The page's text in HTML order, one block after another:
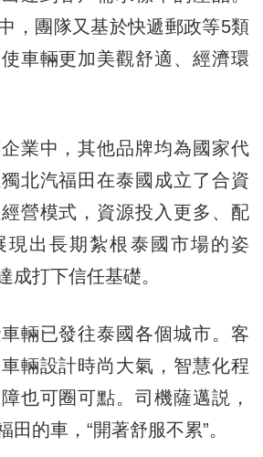
，團隊又基於快遞郵政等5類
車輛更加美觀舒適、經濟環
中，其他品牌均為國家代
北汽福田在泰國成立了合資
營模式，資源投入更多、配
現出長期紮根泰國市場的姿
成打下信任基礎。
已發往泰國各個城市。客
輛設計時尚大氣，智慧化程
也可圈可點。司機薩邁説，
田的車，“開著舒服不累”。